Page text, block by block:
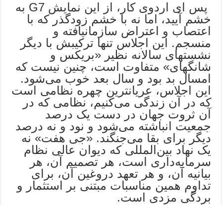
پس ای اردوی کار، از این نمایش G7 به
خشم آیید، اما نه با خشم زودگذر که با
اعتصاب و اعتراض سازمانیافته و
منسجم. این اجلاس تنها ترکیبش با دیگر
نشستهای سالانه نظیر «بریکس و
شانگهای» متفاوت است، چنین نیست که
امسال بد بود و سال بعد خوب می‌شود.
این اجلاس، عریانترین چهره نظامی است
که در آن زندگی می‌کنیم، نظامی که در
آن ثروت جهان در دست یک درصد
جمعیت انباشته می‌شود و نود و نه درصد
دیگر برای بقا می‌جنگند. «جی هفت» نه
یک نهاد بین‌المللی که دیوان عالی نظام
سرمایه‌داری است، هر تصمیم آن، هر
بیانیه آن، و هر تعهد دروغین آن، برای
تداوم همین مناسبات مبتنی بر استثمار و
بردگی مزدی است.